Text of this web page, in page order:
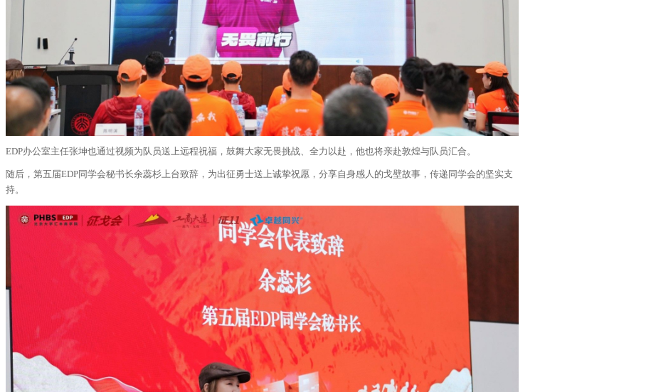
EDP办公室主任张坤也通过视频为队员送上远程祝福，鼓舞大家无畏挑战、全力以赴，他也将亲赴敦煌与队员汇合。
随后，第五届EDP同学会秘书长余蕊杉上台致辞，为出征勇士送上诚挚祝愿，分享自身感人的戈壁故事，传递同学会的坚实支
持。